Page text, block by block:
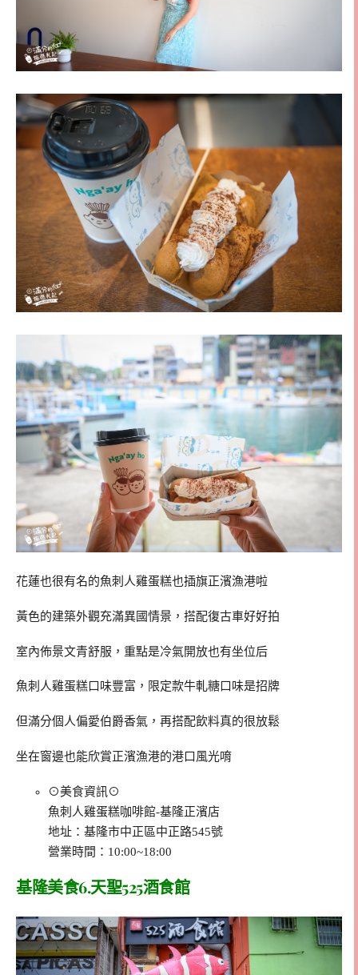
花蓮也很有名的魚刺人雞蛋糕也插旗正濱漁港啦
黃色的建築外觀充滿異國情景，搭配復古車好好拍
室內佈景文青舒服，重點是冷氣開放也有坐位后
魚刺人雞蛋糕口味豐富，限定款牛軋糖口味是招牌
但滿分個人偏愛伯爵香氣，再搭配飲料真的很放鬆
坐在窗邊也能欣賞正濱漁港的港口風光唷
⊙美食資訊⊙
魚刺人雞蛋糕咖啡館-基隆正濱店
地址：基隆市中正區中正路545號
營業時間：10:00~18:00
基隆美食6.天聖525酒食館